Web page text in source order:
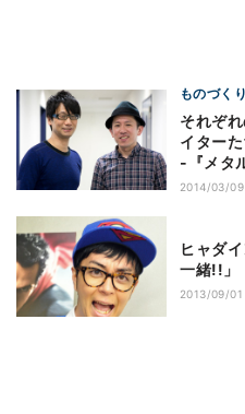
ものづくり
それぞ
イター
-『メタ
しゅらら
2014/03/
ヒャダ
一緒!!」
2013/09/01